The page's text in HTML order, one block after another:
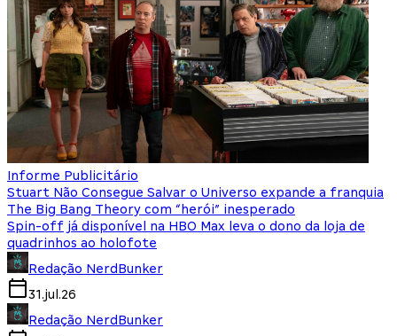
Informe Publicitário
Stuart Não Consegue Salvar o Universo expande a franquia
The Big Bang Theory com “herói” inesperado
Spin-off já disponível na HBO Max leva o dono da loja de
quadrinhos ao holofote
Redação NerdBunker
31.jul.26
Redação NerdBunker